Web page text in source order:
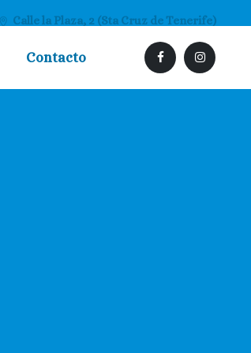
Calle la Plaza, 2 (Sta Cruz de Tenerife)
Contacto